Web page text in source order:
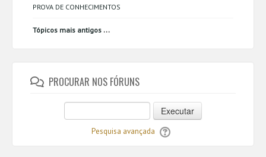
PROVA DE CONHECIMENTOS
Tópicos mais antigos ...
PROCURAR NOS FÓRUNS
Executar
Pesquisa avançada